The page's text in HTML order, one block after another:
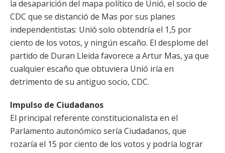
la desaparición del mapa político de Unió, el socio de
CDC que se distanció de Mas por sus planes
independentistas: Unió solo obtendría el 1,5 por
ciento de los votos, y ningún escaño. El desplome del
partido de Duran Lleida favorece a Artur Mas, ya que
cualquier escaño que obtuviera Unió iría en
detrimento de su antiguo socio, CDC.
Impulso de Ciudadanos
El principal referente constitucionalista en el
Parlamento autonómico sería Ciudadanos, que
rozaría el 15 por ciento de los votos y podría lograr